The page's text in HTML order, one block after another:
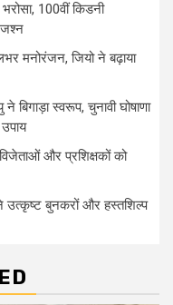
100वीं किडनी
मनोरंजन, जियो ने बढ़ाया
स्वरूप, चुनावी घोषाणा
और प्रशिक्षकों को
उत्कृष्ट बुनकरों और हस्तशिल्प